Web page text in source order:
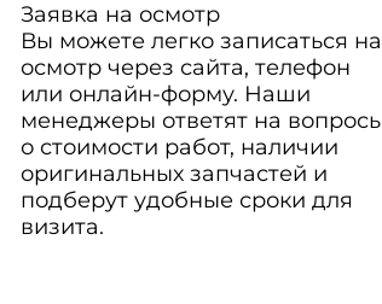
Заявка на осмотр
Вы можете легко записаться на
осмотр через сайта, телефон
или онлайн-форму. Наши
менеджеры ответят на
о стоимости работ, наличии
оригинальных запчастей и
подберут удобные сроки для
визита.